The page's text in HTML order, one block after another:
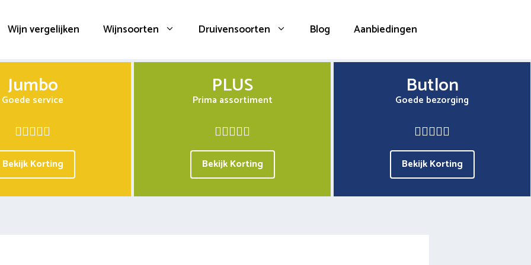
Wijn vergelijken Wijnsoorten Druivensoorten Blog Aanbiedingen
Jumbo
Goede service
Bekijk Korting
PLUS
Prima assortiment
Bekijk Korting
Butlon
Goede bezorging
Bekijk Korting